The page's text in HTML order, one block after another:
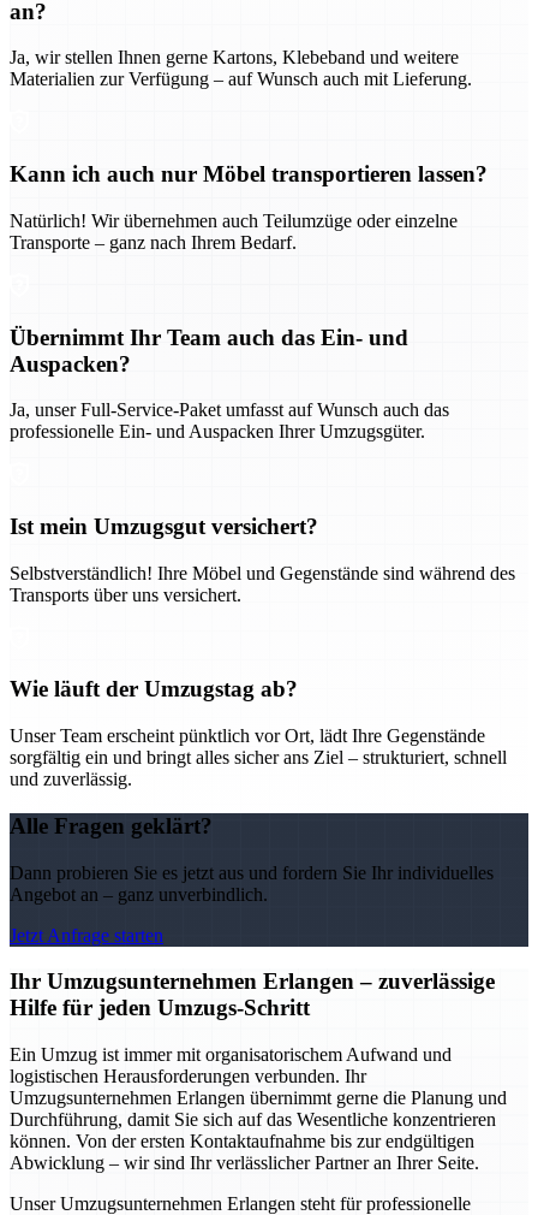
an?
Ja, wir stellen Ihnen gerne Kartons, Klebeband und weitere
Materialien zur Verfügung – auf Wunsch auch mit Lieferung.
Kann ich auch nur Möbel transportieren lassen?
Natürlich! Wir übernehmen auch Teilumzüge oder einzelne
Transporte – ganz nach Ihrem Bedarf.
Übernimmt Ihr Team auch das Ein- und
Auspacken?
Ja, unser Full-Service-Paket umfasst auf Wunsch auch das
professionelle Ein- und Auspacken Ihrer Umzugsgüter.
Ist mein Umzugsgut versichert?
Selbstverständlich! Ihre Möbel und Gegenstände sind während des
Transports über uns versichert.
Wie läuft der Umzugstag ab?
Unser Team erscheint pünktlich vor Ort, lädt Ihre Gegenstände
sorgfältig ein und bringt alles sicher ans Ziel – strukturiert, schnell
und zuverlässig.
Alle Fragen geklärt?
Dann probieren Sie es jetzt aus und fordern Sie Ihr individuelles
Angebot an – ganz unverbindlich.
Jetzt Anfrage starten
Ihr Umzugsunternehmen Erlangen – zuverlässige
Hilfe für jeden Umzugs-Schritt
Ein Umzug ist immer mit organisatorischem Aufwand und
logistischen Herausforderungen verbunden. Ihr
Umzugsunternehmen Erlangen übernimmt gerne die Planung und
Durchführung, damit Sie sich auf das Wesentliche konzentrieren
können. Von der ersten Kontaktaufnahme bis zur endgültigen
Abwicklung – wir sind Ihr verlässlicher Partner an Ihrer Seite.
Unser Umzugsunternehmen Erlangen steht für professionelle